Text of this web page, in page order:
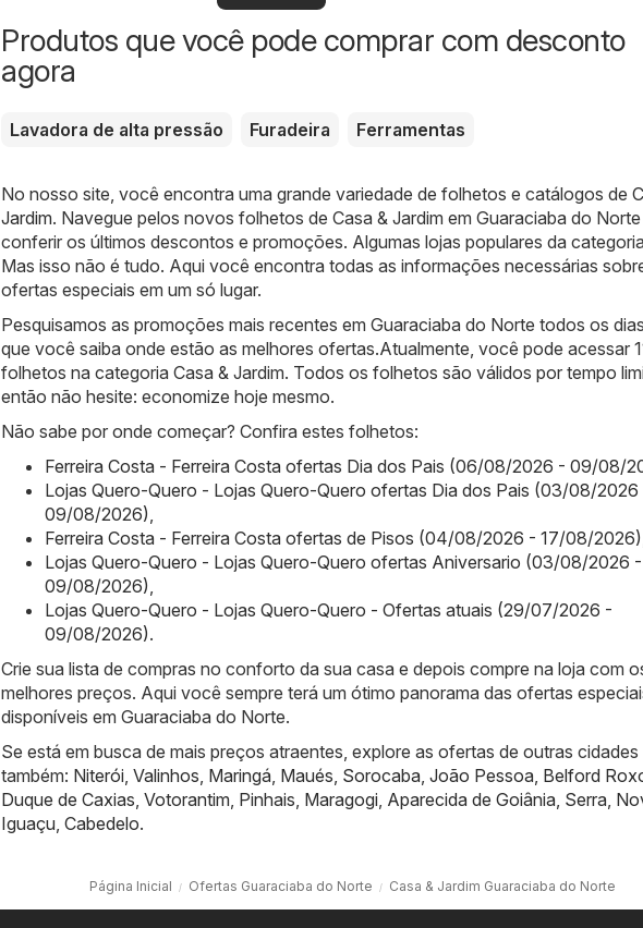
Produtos que você pode comprar com desconto
agora
Lavadora de alta pressão Furadeira Ferramentas
No nosso site, você encontra uma grande variedade de folhetos e catálogos de
Jardim. Navegue pelos novos folhetos de Casa & Jardim em Guaraciaba do
conferir os últimos descontos e promoções. Algumas lojas populares da
Mas isso não é tudo. Aqui você encontra todas as informações necessárias
ofertas especiais em um só lugar.
Pesquisamos as promoções mais recentes em Guaraciaba do Norte todos os
que você saiba onde estão as melhores ofertas.Atualmente, você pode acessar
folhetos na categoria Casa & Jardim. Todos os folhetos são válidos por tempo
então não hesite: economize hoje mesmo.
Não sabe por onde começar? Confira estes folhetos:
Ferreira Costa - Ferreira Costa ofertas Dia dos Pais (06/08/2026 - 09/08/
Lojas Quero-Quero - Lojas Quero-Quero ofertas Dia dos Pais (03/08/2026
09/08/2026)
Ferreira Costa - Ferreira Costa ofertas de Pisos (04/08/2026 - 17/08/2026)
Lojas Quero-Quero - Lojas Quero-Quero ofertas Aniversario (03/08/2026 -
09/08/2026)
Lojas Quero-Quero - Lojas Quero-Quero - Ofertas atuais (29/07/2026 -
09/08/2026).
Crie sua lista de compras no conforto da sua casa e depois compre na loja com
melhores preços. Aqui você sempre terá um ótimo panorama das ofertas
disponíveis em Guaraciaba do Norte.
Se está em busca de mais preços atraentes, explore as ofertas de outras cidades
também: Niterói Valinhos Maringá Maués Sorocaba João Pessoa Belford
Duque de Caxias Votorantim Pinhais Maragogi Aparecida de Goiânia Serra
Iguaçu Cabedelo.
Página Inicial Ofertas Guaraciaba do Norte Casa & Jardim Guaraciaba do Norte